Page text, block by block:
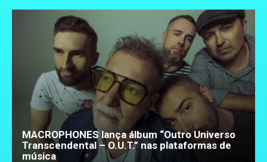
MACROPHONES lança álbum “Outro Universo
Transcendental – O.U.T.” nas plataformas de
música